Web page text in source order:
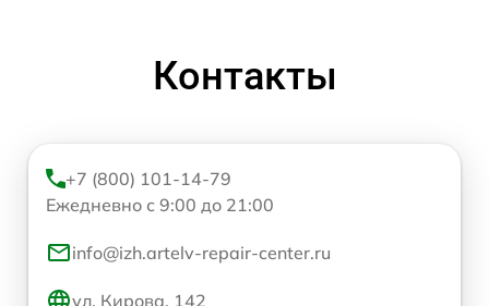
Контакты
+7 (800) 101-14-79
Ежедневно с 9:00 до 21:00
info@izh.artelv-repair-center.ru
ул. Кирова, 142